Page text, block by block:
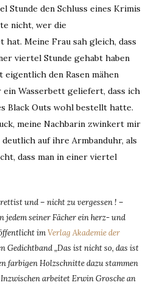
Stunde den Schluss eines Krimis
nicht, wer die
Meine Frau sah gleich, dass
viertel Stunde gehabt haben
den Rasen mähen
Wasserbett geliefert, dass ich
Black Outs wohl bestellt hatte.
meine Nachbarin zwinkert mir
auf ihre Armbanduhr, als
dass man in einer viertel
und – nicht zu vergessen ! –
jedem seiner Fächer ein herz- und
imVerlag Akademie der
Gedichtband „Das ist nicht so, das ist
farbigen Holzschnitte dazu stammen
arbeitet Erwin Grosche an